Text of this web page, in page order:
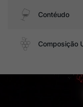
Contéudo
Composição